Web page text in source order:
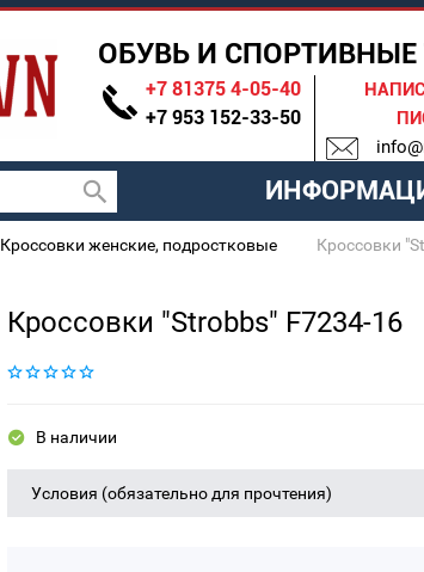
ОБУВЬ И
+7 81375 4-05-40
+7 953 152-33-50
Кроссовки женские, подростковые Кроссовки
Кроссовки "Strobbs" F7234-16
В наличии
Условия (обязательно для прочтения)